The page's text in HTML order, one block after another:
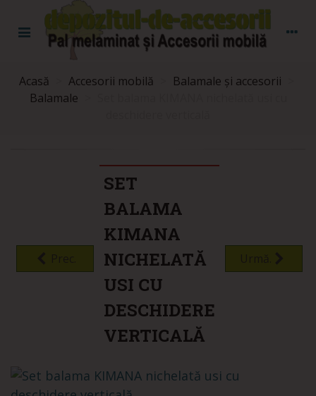
Acasă Accesorii mobilă Balamale și accesorii
Balamale
SET
BALAMA
KIMANA
NICHELATĂ
USI CU
DESCHIDERE
VERTICALĂ